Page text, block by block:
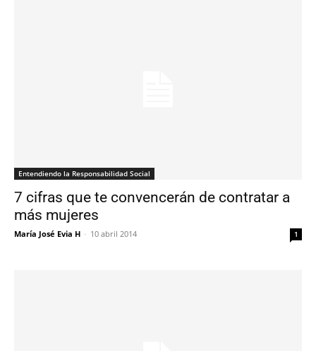
Entendiendo la Responsabilidad Social
7 cifras que te convencerán de contratar a
más mujeres
María José Evia H - 10 abril 2014 1